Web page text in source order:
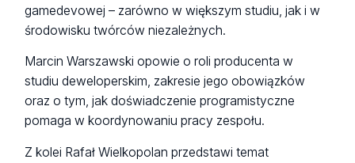
gamedevowej – zarówno w większym studiu, jak i w
środowisku twórców niezależnych.
Marcin Warszawski opowie o roli producenta w
studiu deweloperskim, zakresie jego obowiązków
oraz o tym, jak doświadczenie programistyczne
pomaga w koordynowaniu pracy zespołu.
Z kolei Rafał Wielkopolan przedstawi temat